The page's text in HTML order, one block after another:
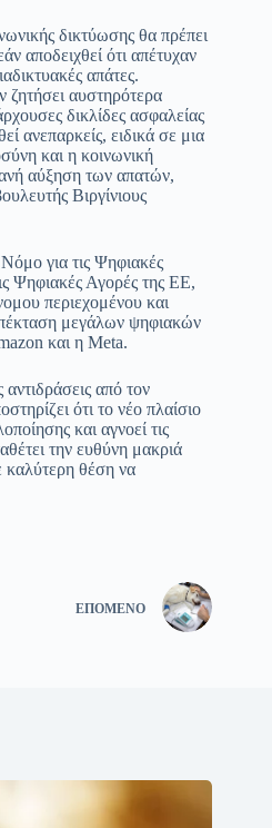
δικτύωσης θα πρέπει
αποδειχθεί ότι απέτυχαν
απάτες.
ζητήσει αυστηρότερα
δικλίδες ασφαλείας
ανεπαρκείς, ειδικά σε μια
και η κοινωνική
αύξηση των απατών,
Βιργίνιους
για τις Ψηφιακές
Ψηφιακές Αγορές της ΕΕ,
περιεχομένου και
μεγάλων ψηφιακών
και η Meta.
από τον
ότι το νέο πλαίσιο
και αγνοεί τις
την ευθύνη μακριά
καλύτερη θέση να
ΕΠΌΜΕΝΟ